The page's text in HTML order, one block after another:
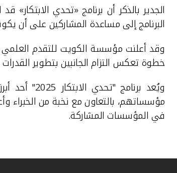
الجدير بالذكر أن برنامج «تحدي
البرنامج إلى مساعدة المشاركين على أن
وقد أعلنت مؤسسة الكويت للتقدم
خطوة تعكس التزام الجانبين بتطوير
ويُعد برنامج "تحدي الابتكار 2025"
أحد
مؤسساتهم، بالتعاون مع نخبة من الخبراء
في المؤسسات المشاركة.